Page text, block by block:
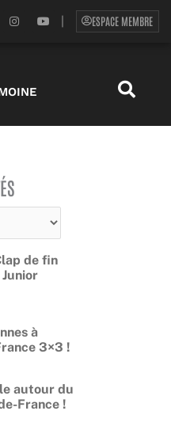
I
n
a
Y
o
ESPACE MEMBRE
de fin
à
3×3 !
autour du
France !